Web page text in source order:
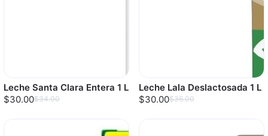
Leche Santa Clara Entera 1 L
$30.00$34.00
Leche Lala Deslactosada 1 L
$30.00$36.00